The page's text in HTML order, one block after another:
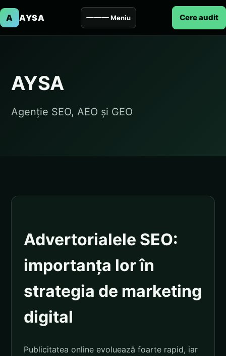
A AYSA Meniu Cere audit
AYSA
Agenție SEO, AEO și GEO
Advertorialele SEO:
importanța lor în
strategia de marketing
digital
Publicitatea online evoluează foarte rapid, iar